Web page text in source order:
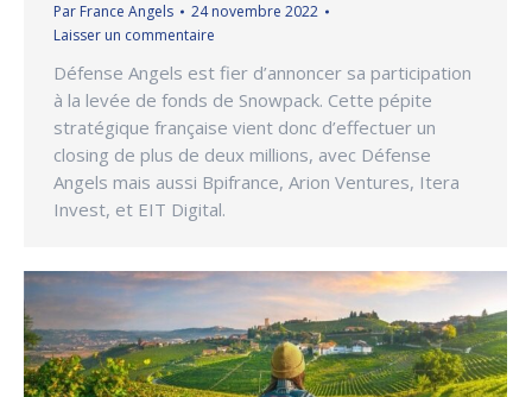
Par France Angels
24 novembre 2022
Laisser un commentaire
Défense Angels est fier d’annoncer sa participation
à la levée de fonds de Snowpack. Cette pépite
stratégique française vient donc d’effectuer un
closing de plus de deux millions, avec Défense
Angels mais aussi Bpifrance, Arion Ventures, Itera
Invest, et EIT Digital.